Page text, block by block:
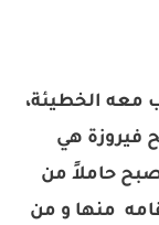
معه الخطيئة،
فيروزة هي
حاملاً من
منها و من